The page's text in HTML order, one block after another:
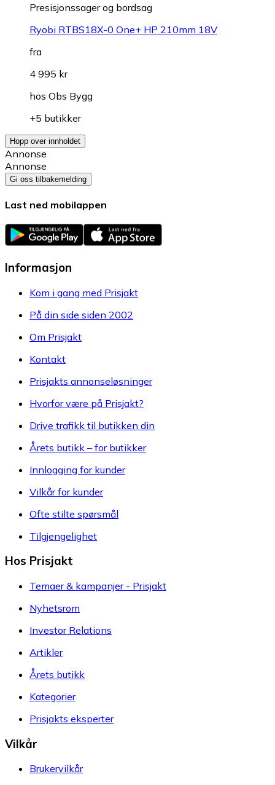
Presisjonssager og bordsag
Ryobi RTBS18X-0 One+ HP 210mm 18V
fra
4 995 kr
hos Obs Bygg
+5 butikker
Hopp over innholdet
Annonse
Annonse
Gi oss tilbakemelding
Last ned mobilappen
Informasjon
Kom i gang med Prisjakt
På din side siden 2002
Om Prisjakt
Kontakt
Prisjakts annonseløsninger
Hvorfor være på Prisjakt?
Drive trafikk til butikken din
Årets butikk – for butikker
Innlogging for kunder
Vilkår for kunder
Ofte stilte spørsmål
Tilgjengelighet
Hos Prisjakt
Temaer & kampanjer - Prisjakt
Nyhetsrom
Investor Relations
Artikler
Årets butikk
Kategorier
Prisjakts eksperter
Vilkår
Brukervilkår